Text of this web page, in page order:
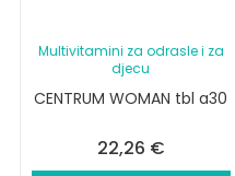
Multivitamini za odrasle i za
djecu
CENTRUM WOMAN tbl a30
22,26 €